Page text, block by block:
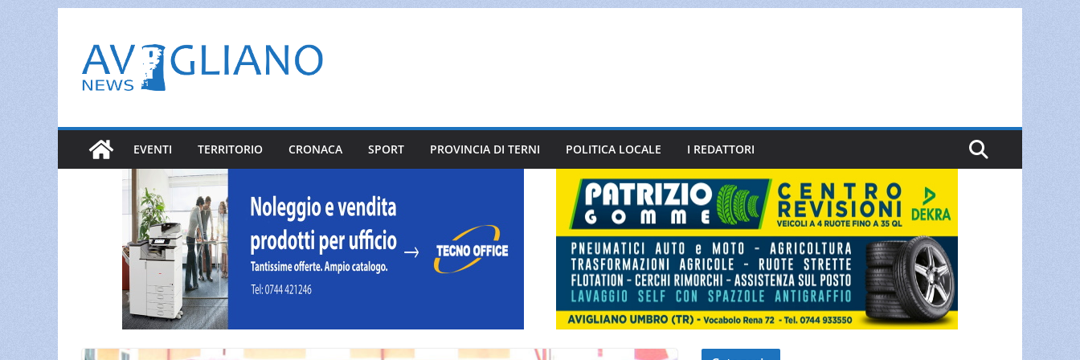
contenuto
EVENTI TERRITORIO CRONACA SPORT PROVINCIA DI TERNI POLITICA LOCALE I REDATTORI